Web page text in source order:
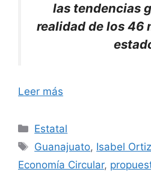
las tendencias
realidad de los 46
Leer más
Categorías
Estatal
Etiquetas
Guanajuato, Isabel
Economía Circular,